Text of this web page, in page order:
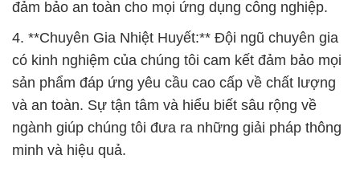
đảm bảo an toàn cho mọi ứng dụng công nghiệp.
4. **Chuyên Gia Nhiệt Huyết:** Đội ngũ chuyên gia
có kinh nghiệm của chúng tôi cam kết đảm bảo mọi
sản phẩm đáp ứng yêu cầu cao cấp về chất lượng
và an toàn. Sự tận tâm và hiểu biết sâu rộng về
ngành giúp chúng tôi đưa ra những giải pháp thông
minh và hiệu quả.